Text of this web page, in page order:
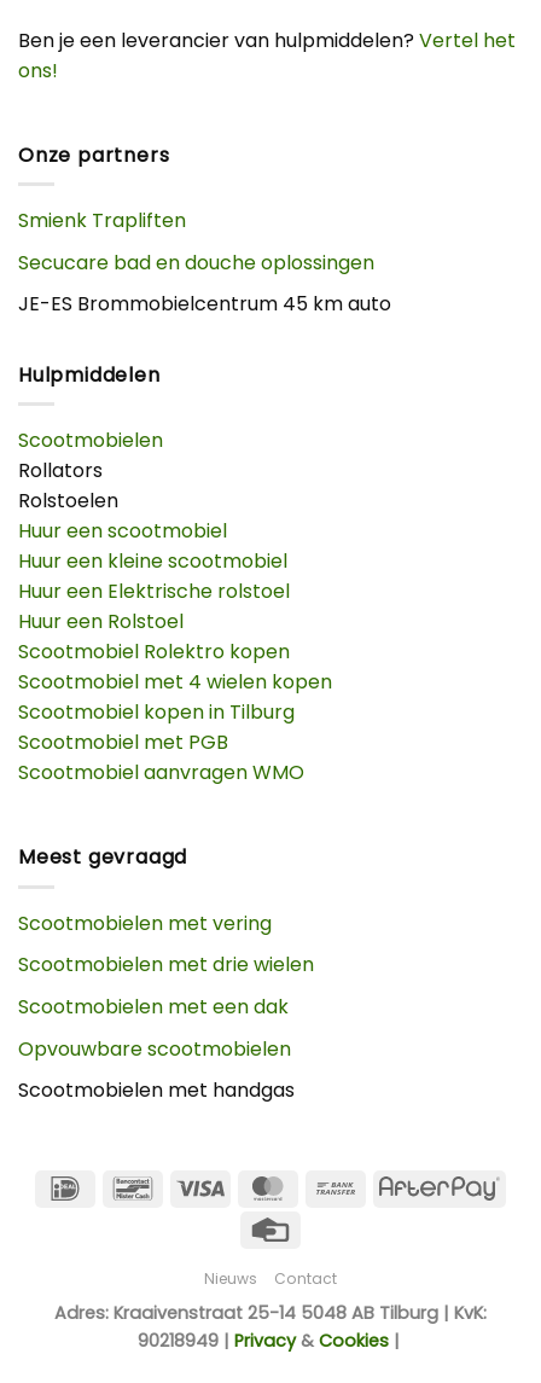
Ben je een leverancier van hulpmiddelen?Vertel het
ons!
Onze partners
Smienk Trapliften
Secucare bad en douche oplossingen
JE-ES Brommobielcentrum 45 km auto
Hulpmiddelen
Scootmobielen
Rollators
Rolstoelen
Huur een scootmobiel
Huur een kleine scootmobiel
Huur een Elektrische rolstoel
Huur een Rolstoel
Scootmobiel Rolektro kopen
Scootmobiel met 4 wielen kopen
Scootmobiel kopen in Tilburg
Scootmobiel met PGB
Scootmobiel aanvragen WMO
Meest gevraagd
Scootmobielen met vering
Scootmobielen met drie wielen
Scootmobielen met een dak
Opvouwbare scootmobielen
Scootmobielen met handgas
IDeal Bancontact
Visa MasterCard
Bank
Nieuws Contact
Adres: Kraaivenstraat 25-14 5048 AB Tilburg | KvK:
90218949 | Privacy& Cookies|